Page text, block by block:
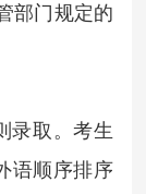
部门规定的
录取。考生
语顺序排序